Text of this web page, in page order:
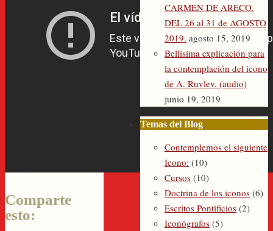
Comparte
esto:
CARMEN DE ARECO.
DEL 26 al 31 de AGOSTO
2019. agosto 15, 2019
Bellísima explicación para
la contemplación del icono
de A. Ruvlev. (audio)
junio 19, 2019
Temas del Blog
Contemplemos el siguiente
Icono: (10)
Cursos (10)
Doctrina de los iconos (6)
Escritos Pontificios (2)
Iconógrafos (5)